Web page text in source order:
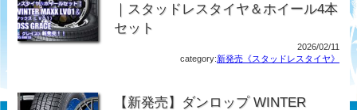
｜スタッドレスタイヤ＆ホイール4本
セット
2026/02/11
category:新発売《スタッドレスタイヤ》
【新発売】ダンロップ WINTER